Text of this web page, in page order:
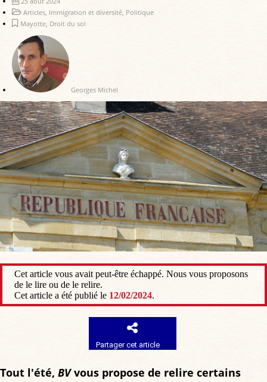
Articles, Immigration et diversité, Politique
Mayotte, Droit du sol
Georges Michel
Cet article vous avait peut-être échappé. Nous vous proposons
de le lire ou de le relire.
Cet article a été publié le 12/02/2024.
Partager cet article
Tout l'été, BVvous propose de relire certains